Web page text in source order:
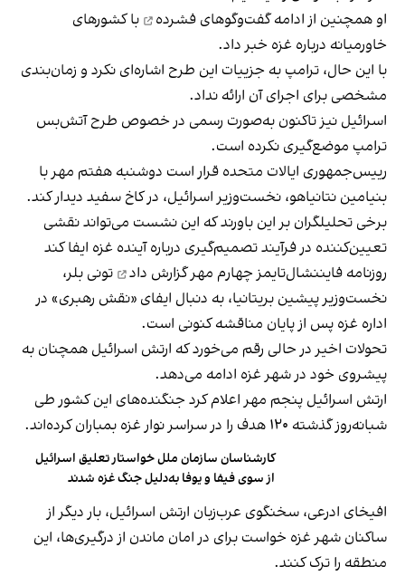
او همچنین ازادامه گفت‌وگوهای فشرده
با کشورهای
خاورمیانه درباره غزه خبر داد.
با این حال، ترامپ به جزییات این طرح اشاره‌ای نکرد و زمان‌بندی
مشخصی برای اجرای آن ارائه نداد.
اسرائیل نیز تاکنون به‌صورت رسمی در خصوص طرح آتش‌بس
ترامپ موضع‌گیری نکرده است.
رییس‌جمهوری ایالات متحده قرار است دوشنبه هفتم مهر با
بنیامین نتانیاهو، نخست‎‌وزیر اسرائیل، در کاخ سفید دیدار کند.
برخی تحلیلگران بر این باورند که این نشست می‌تواند نقشی
تعیین‌کننده در فرآیند تصمیم‌گیری درباره آینده غزه ایفا کند
روزنامه فایننشال‌تایمز چهارم مهرگزارش داد
تونی بلر،
نخست‌وزیر پیشین بریتانیا، به دنبال ایفای «نقش رهبری» در
اداره غزه پس از پایان مناقشه کنونی است.
تحولات اخیر در حالی رقم می‌خورد که ارتش اسرائیل همچنان به
پیشروی خود در شهر غزه ادامه می‌دهد.
ارتش اسرائیل پنجم مهر اعلام کرد جنگنده‌های این کشور طی
شبانه‌روز گذشته ۱۲۰ هدف را در سراسر نوار غزه بمباران کرده‌اند.
کارشناسان سازمان ملل خواستار تعلیق اسرائیل
از سوی فیفا و یوفا به‌دلیل جنگ غزه شدند
افیخای ادرعی، سخنگوی عرب‌زبان ارتش اسرائیل، بار دیگر از
ساکنان شهر غزه خواست برای در امان ماندن از درگیری‌ها، این
منطقه را ترک کنند.